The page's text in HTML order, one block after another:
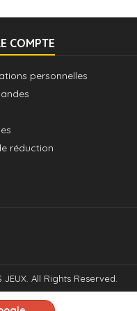
COMPTE
personnelles
réduction
All Rights Reserved.